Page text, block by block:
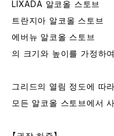
LIXADA 알코올 스토브
트란지아 알코올 스토브
에버뉴 알코올 스토브
의 크기와 높이를 가정하
그리드의 열림 정도에 따라
모든 알코올 스토브에서